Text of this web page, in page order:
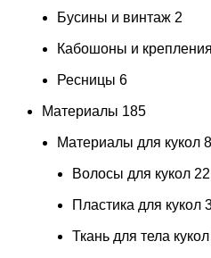
Бусины и винтаж 2
Кабошоны и крепления
Ресницы 6
Материалы 185
Материалы для кукол
Волосы для кукол 22
Пластика для кукол
Ткань для тела кукол